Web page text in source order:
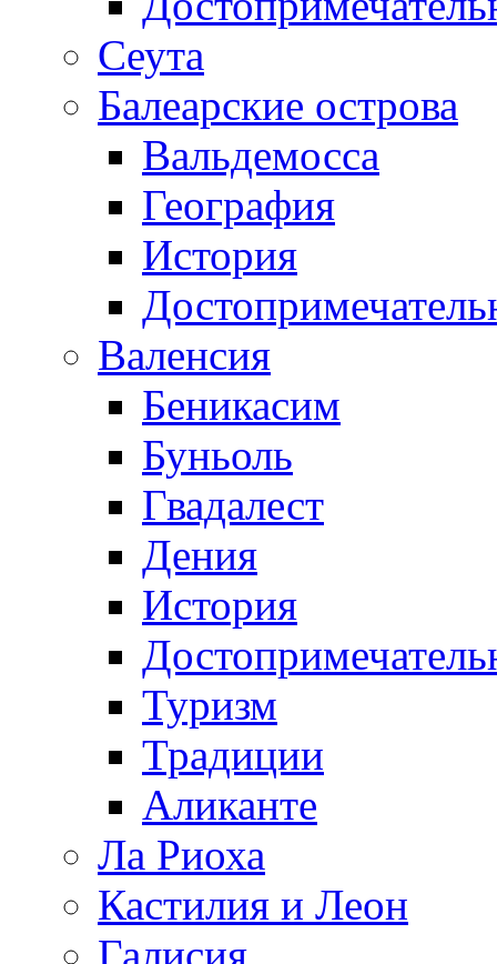
Сеута
Балеарские острова
Вальдемосса
География
История
Валенсия
Беникасим
Буньоль
Гвадалест
Дения
История
Туризм
Традиции
Аликанте
Ла Риоха
Кастилия и Леон